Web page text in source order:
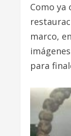
Como
marco,
para